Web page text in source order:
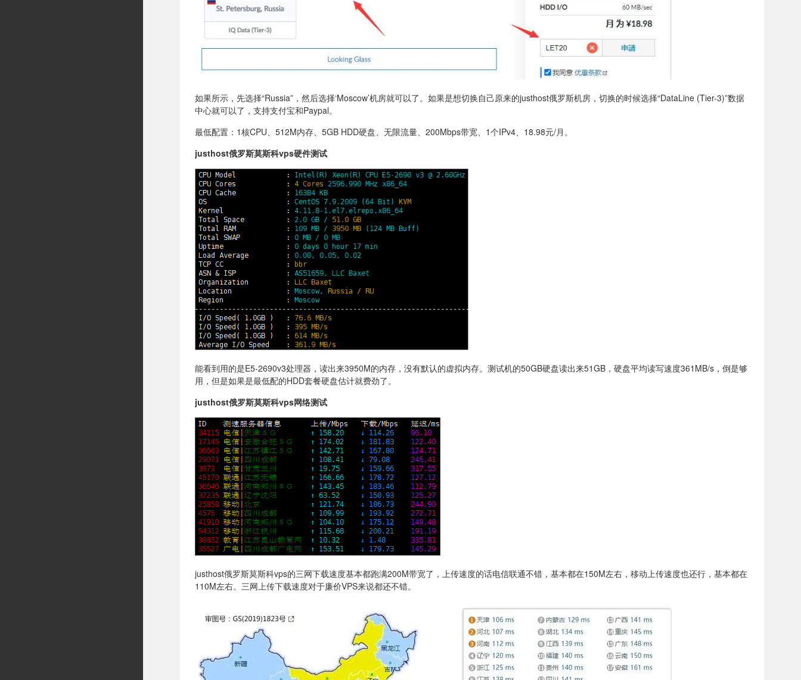
如果所示，先选择“Russia”，然后选择‘Moscow’机房就可以了。如果是想切换自己原来的justhost俄罗斯机房，切换的时候选择“DataLine (Tier-3)”数据
中心就可以了，支持支付宝和Paypal。
最低配置：1核CPU、512M内存、5GB HDD硬盘、无限流量、200Mbps带宽、1个IPv4、18.98元/月。
justhost俄罗斯莫斯科vps硬件测试
能看到用的是E5-2690v3处理器，读出来3950M的内存，没有默认的虚拟内存。测试机的50GB硬盘读出来51GB，硬盘平均读写速度361MB/s，倒是够
用，但是如果是最低配的HDD套餐硬盘估计就费劲了。
justhost俄罗斯莫斯科vps网络测试
justhost俄罗斯莫斯科vps的三网下载速度基本都跑满200M带宽了，上传速度的话电信联通不错，基本都在150M左右，移动上传速度也还行，基本都在
110M左右。三网上传下载速度对于廉价VPS来说都还不错。